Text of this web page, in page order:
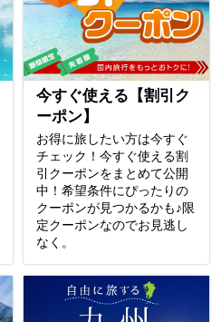
今すぐ使える【割引ク
ーポン】
お得に旅したい方は今すぐ
チェック！今すぐ使える割
引クーポンをまとめて公開
中！希望条件にぴったりの
クーポンが見つかるかも♪限
定クーポンなのでお見逃し
なく。